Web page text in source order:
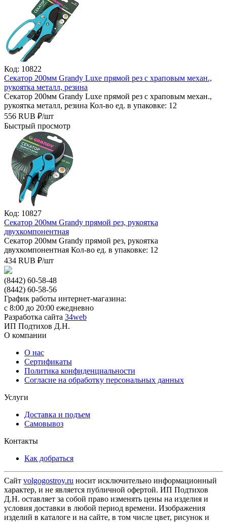
Код: 10822
Секатор 200мм Grandy Luxe прямой рез с храповым механ.,
рукоятка металл, резина
Секатор 200мм Grandy Luxe прямой рез с храповым механ.,
рукоятка металл, резина Кол-во ед. в упаковке: 12
556 RUB ₽/шт
Быстрый просмотр
Код: 10827
Секатор 200мм Grandy прямой рез, рукоятка
двухкомпонентная
Секатор 200мм Grandy прямой рез, рукоятка
двухкомпонентная Кол-во ед. в упаковке: 12
434 RUB ₽/шт
(8442) 60-58-48
(8442) 60-58-56
График работы интернет-магазина:
с 8:00 до 20:00 ежедневно
Разработка сайта 34web
ИП Подтихов Д.Н.
О компании
О нас
Сертификаты
Политика конфиденциальности
Согласие на обработку персональных данных
Услуги
Доставка и подъем
Самовывоз
Контакты
Как добраться
Сайт volgogostroy.ru носит исключительно информационный
характер, и не является публичной офертой. ИП Подтихов
Д.Н. оставляет за собой право изменять цены на изделия и
условия доставки в любой период времени. Изображения
изделий в каталоге и на сайте, в том числе цвет, рисунок и